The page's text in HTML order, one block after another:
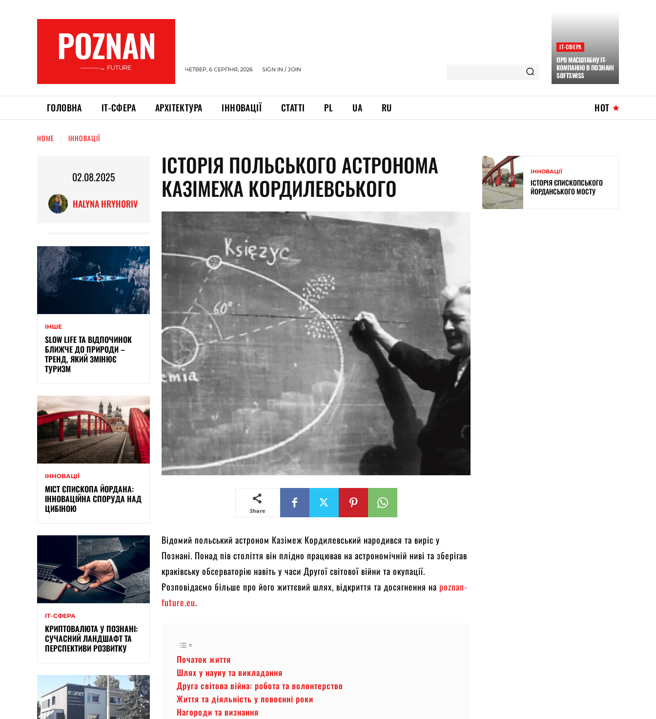
POZNAN
———→ FUTURE ЧЕТВЕР, 6 СЕРПНЯ, 2026 SIGN IN / JOIN
ІТ-СФЕРА
ПРО МАСШТАБНУ IT-
КОМПАНІЮ В ПОЗНАНІ
SOFTSWISS
ГОЛОВНА ІТ-СФЕРА АРХІТЕКТУРА ІННОВАЦІЇ СТАТТІ PL UA RU HOT
HOME ІННОВАЦІЇ
02.08.2025
HALYNA HRYHORIV
ІНШЕ
SLOW LIFE ТА ВІДПОЧИНОК
БЛИЖЧЕ ДО ПРИРОДИ –
ТРЕНД, ЯКИЙ ЗМІНЮЄ
ТУРИЗМ
ІННОВАЦІЇ
МІСТ ЄПИСКОПА ЙОРДАНА:
ІННОВАЦІЙНА СПОРУДА НАД
ЦИБІНОЮ
ІТ-СФЕРА
КРИПТОВАЛЮТА У ПОЗНАНІ:
СУЧАСНИЙ ЛАНДШАФТ ТА
ПЕРСПЕКТИВИ РОЗВИТКУ
ІСТОРІЯ ПОЛЬСЬКОГО АСТРОНОМА
КАЗІМЕЖА КОРДИЛЕВСЬКОГО
Share
Відомий польський астроном Казімеж Кордилевський народився та виріс у
Познані. Понад пів століття він плідно працював на астрономічній ниві та зберігав
краківську обсерваторію навіть у часи Другої світової війни та окупації.
Розповідаємо більше про його життєвий шлях, відкриття та досягнення на poznan-
future.eu.
Початок життя
Шлях у науку та викладання
Друга світова війна: робота та волонтерство
Життя та діяльність у повоєнні роки
Нагороди та визнання
ІННОВАЦІЇ
ІСТОРІЯ ЄПИСКОПСЬКОГО
ЙОРДАНСЬКОГО МОСТУ